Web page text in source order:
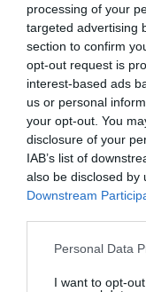
processing of your
targeted advertising
section to confirm
opt-out request is
interest-based ads
us or personal
your opt-out. You
disclosure of your
IAB’s list of
also be disclosed by
Downstream
Please note that
not limited to your
Personal Data
I want to opt-
Χαμενεΐ. Η
τζάμια. Ο
19:18 | 06